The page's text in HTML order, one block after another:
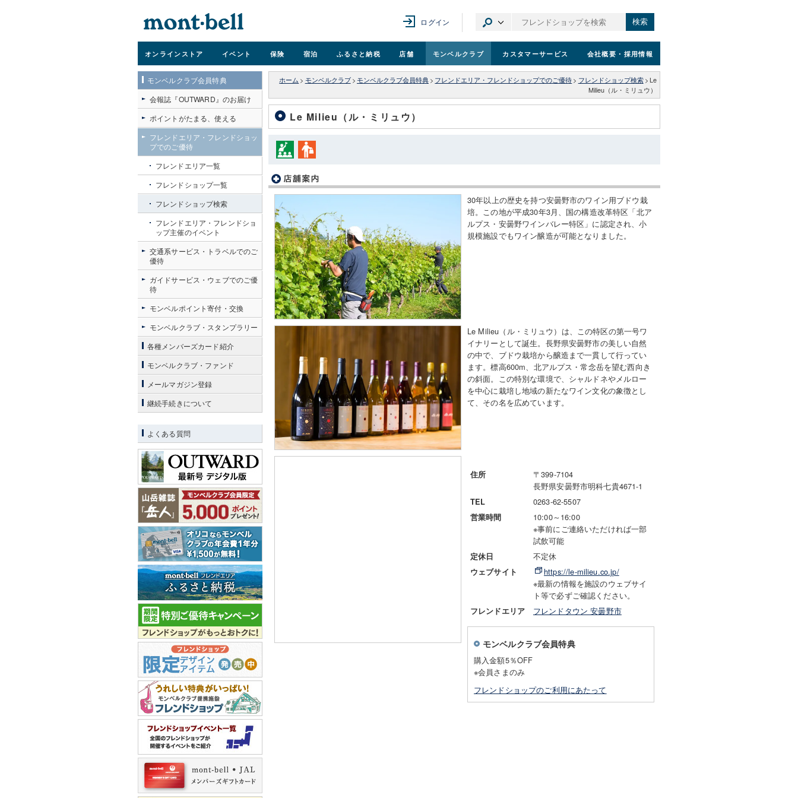
ログイン 検索
オンラインストア イベント 保険 宿泊 ふるさと納税 店舗 モンベルクラブ カスタマーサービス 会社概要 ・採用情報
ホーム > モンベルクラブ > モンベルクラブ会員特典 > フレンドエリア・フレンドショップでのご優待 > フレンドショップ検索 > Le
Milieu（ル・ミリュウ）
Le Milieu（ル・ミリュウ）
30年以上の歴史を持つ安曇野市のワイン用ブドウ栽
培。この地が平成30年3月、国の構造改革特区「北ア
ルプス・安曇野ワインバレー特区」に認定され、小
規模施設でもワイン醸造が可能となりました。
Le Milieu（ル・ミリュウ）は、この特区の第一号ワ
イナリーとして誕生。長野県安曇野市の美しい自然
の中で、ブドウ栽培から醸造まで一貫して行ってい
ます。標高600m、北アルプス・常念岳を望む西向き
の斜面。この特別な環境で、シャルドネやメルロー
を中心に栽培し地域の新たなワイン文化の象徴とし
て、その名を広めています。
住所
〒399-7104
長野県安曇野市明科七貴4671-1
TEL 0263-62-5507
営業時間
10:00～16:00
※事前にご連絡いただければ一部
試飲可能
定休日 不定休
ウェブサイト
https://le-milieu.co.jp/
※最新の情報を施設のウェブサイ
ト等で必ずご確認ください。
フレンドエリア フレンドタウン 安曇野市
モンベルクラブ会員特典
購入金額5％OFF
※会員さまのみ
フレンドショップのご利用にあたって
モンベルクラブ会員特典
会報誌『OUTWARD』のお届け
ポイントがたまる、使える
フレンドエリア・フレンドショッ
プでのご優待
フレンドエリア一覧
フレンドショップ一覧
フレンドショップ検索
フレンドエリア・フレンドショ
ップ主催のイベント
交通系サービス・トラベルでのご
優待
ガイドサービス・ウェブでのご優
待
モンベルポイント寄付・交換
モンベルクラブ・スタンプラリー
各種メンバーズカード紹介
モンベルクラブ・ファンド
メールマガジン登録
継続手続きについて
よくある質問